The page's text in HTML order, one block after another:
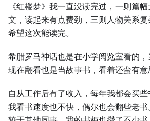
《红楼梦》我一直没读完过，一则篇
文，读起来有点费劲，三则人物关系复
希望这次能读完。
希腊罗马神话也是在小学阅览室看的，
现在翻看也是当故事书，看着还蛮有意
自从工作后有了收入，每年我都会买
我看书速度也不快，偶尔也会翻些老